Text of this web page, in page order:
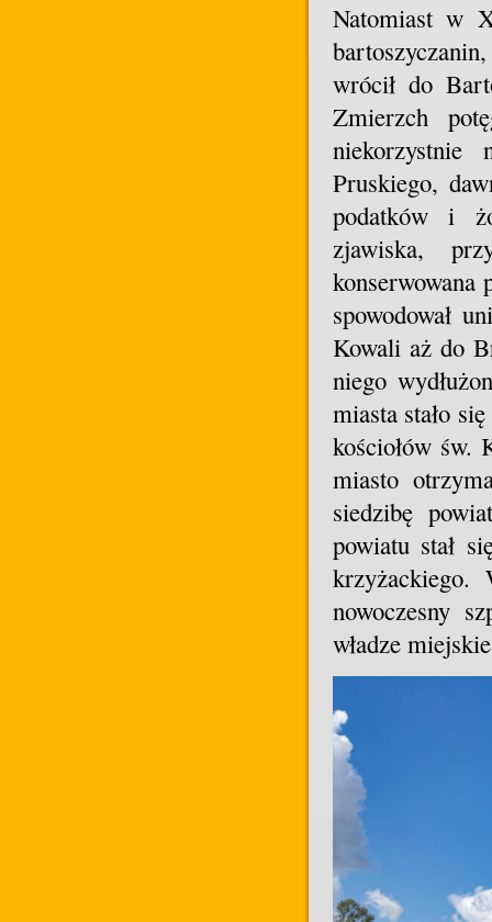
Natomiast w
wrócił do
Zmierzch
niekorzystnie
Pruskiego,
podatków i
zjawiska,
konserwowana
spowodował
Kowali aż do
niego
miasta stało
kościołów św.
miasto
siedzibę
powiatu stał
krzyżackiego.
nowoczesny
władze